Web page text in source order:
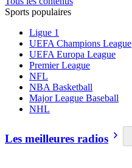
Sports populaires
Ligue 1
UEFA Champions League
UEFA Europa League
Premier League
NFL
NBA Basketball
Major League Baseball
NHL
Les meilleures radios